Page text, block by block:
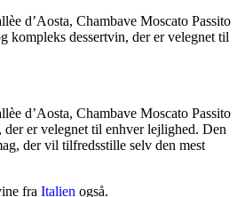
d’Aosta, Chambave Moscato Passito
kompleks dessertvin, der er velegnet til
d’Aosta, Chambave Moscato Passito
der er velegnet til enhver lejlighed. Den
der vil tilfredsstille selv den mest
fra Italien også.